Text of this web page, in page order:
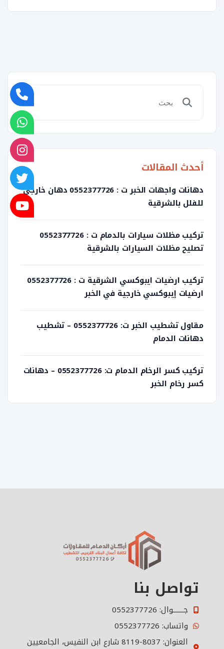
أحدث المقالات
دهانات واجهات الخبر ت : 0552377726 دهان خارجي
للفلل بالشرقية
تركيب مظلات سيارات بالدمام ت : 0552377726
تصليح مظلات السيارات بالشرقية
تركيب ارضيات ايبوكسي الشرقية ت : 0552377726
ارضيات إيبوكسي خارجية في الخبر
مقاول تشطيب الخبر ت: 0552377726 – تشطيب
دهانات الدمام
تركيب كسر الرخام الدمام ت: 0552377726 – دهانات
كسر رخام الخبر
تواصل بنا
جـــــــوال: 0552377726
واتساب: 0552377726
العنوان: 8037-8119 شارع ابن النفيس، الجامعيين